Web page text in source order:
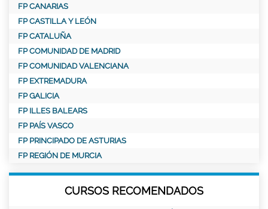
FP CANARIAS
FP CASTILLA Y LEÓN
FP CATALUÑA
FP COMUNIDAD DE MADRID
FP COMUNIDAD VALENCIANA
FP EXTREMADURA
FP GALICIA
FP ILLES BALEARS
FP PAÍS VASCO
FP PRINCIPADO DE ASTURIAS
FP REGIÓN DE MURCIA
CURSOS RECOMENDADOS